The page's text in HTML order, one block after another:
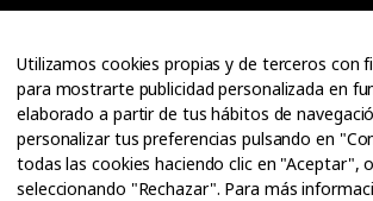
Ópticos
Cuadernos
Guías
Dossier
Anuarios
Utilizamos cookies propias y de terceros con
para mostrarte publicidad personalizada en
elaborado a partir de tus hábitos de
personalizar tus preferencias pulsando en
todas las cookies haciendo clic en "Aceptar",
seleccionando "Rechazar". Para más